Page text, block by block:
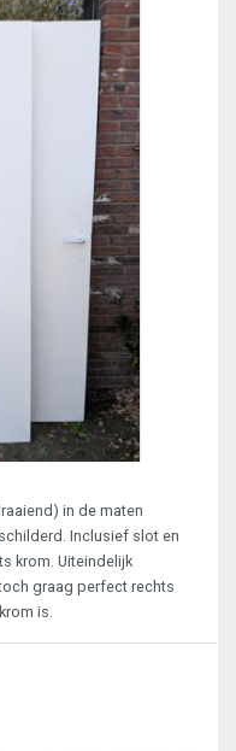
in de maten
Inclusief slot en
krom. Uiteindelijk
graag perfect rechts
is.